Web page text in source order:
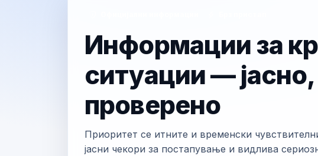
Информации за
ситуации —
проверено
Приоритет се итните и временски
јасни чекори за постапување и видлива